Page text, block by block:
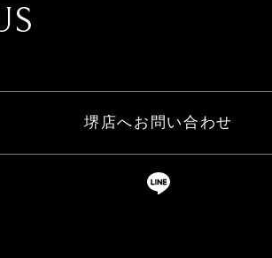
堺店へお問い合わせ